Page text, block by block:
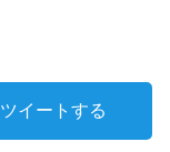
ツイートする